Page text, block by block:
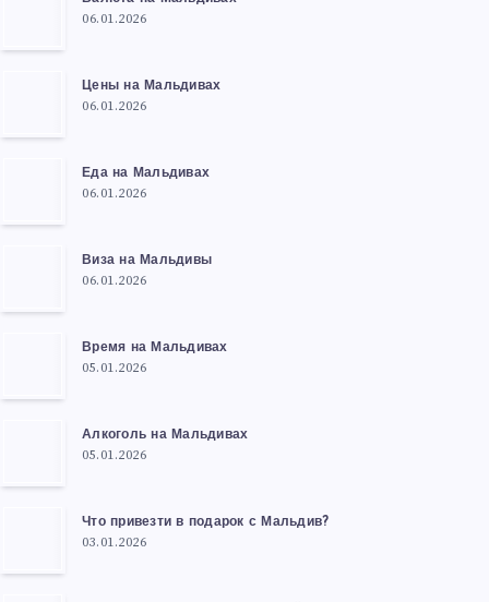
06.01.2026
Цены на Мальдивах
06.01.2026
Еда на Мальдивах
06.01.2026
Виза на Мальдивы
06.01.2026
Время на Мальдивах
05.01.2026
Алкоголь на Мальдивах
05.01.2026
Что привезти в подарок с Мальдив?
03.01.2026